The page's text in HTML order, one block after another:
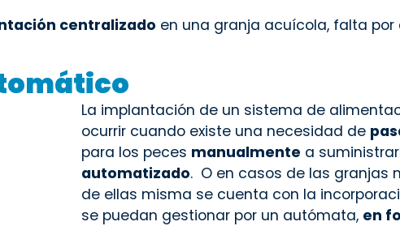
centralizado en una granja acuícola, falta por
La implantación de un sistema de
ocurrir cuando existe una necesidad de
para los peces manualmente a
automatizado. O en casos de las granjas
de ellas misma se cuenta con la
se puedan gestionar por un autómata, en